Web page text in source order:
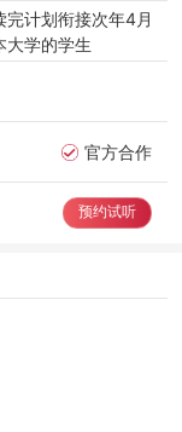
计划衔接次年4月
大学的学生
官方合作
预约试听